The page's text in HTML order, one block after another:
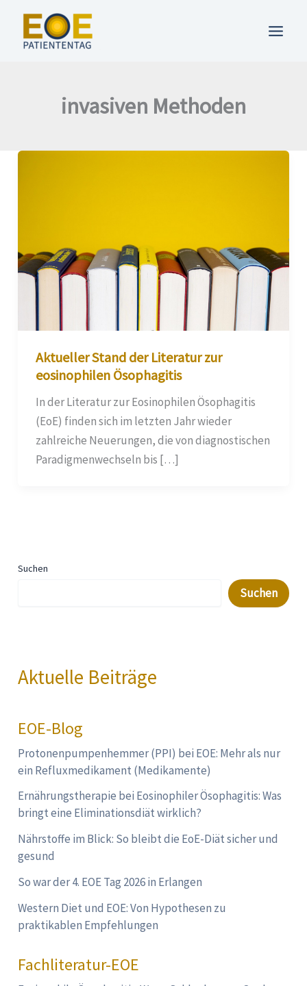
springen
invasiven Methoden
Aktueller Stand der Literatur zur
eosinophilen Ösophagitis
In der Literatur zur Eosinophilen Ösophagitis
(EoE) finden sich im letzten Jahr wieder
zahlreiche Neuerungen, die von diagnostischen
Paradigmenwechseln bis […]
Suchen
Suchen
Aktuelle Beiträge
EOE-Blog
Protonenpumpenhemmer (PPI) bei EOE: Mehr als nur
ein Refluxmedikament (Medikamente)
Ernährungstherapie bei Eosinophiler Ösophagitis: Was
bringt eine Eliminationsdiät wirklich?
Nährstoffe im Blick: So bleibt die EoE-Diät sicher und
gesund
So war der 4. EOE Tag 2026 in Erlangen
Western Diet und EOE: Von Hypothesen zu
praktikablen Empfehlungen
Fachliteratur-EOE